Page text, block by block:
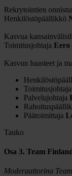
Rekrytointien
Henkilöstöpäällikkö
Kasvua
Toimitusjohtaja Eero
Kasvun haasteet ja
Toimitusjohtaja
Palvelujohtaja
Päätoimittaja
Tauko
Osa 3. Team
Moderaattorina